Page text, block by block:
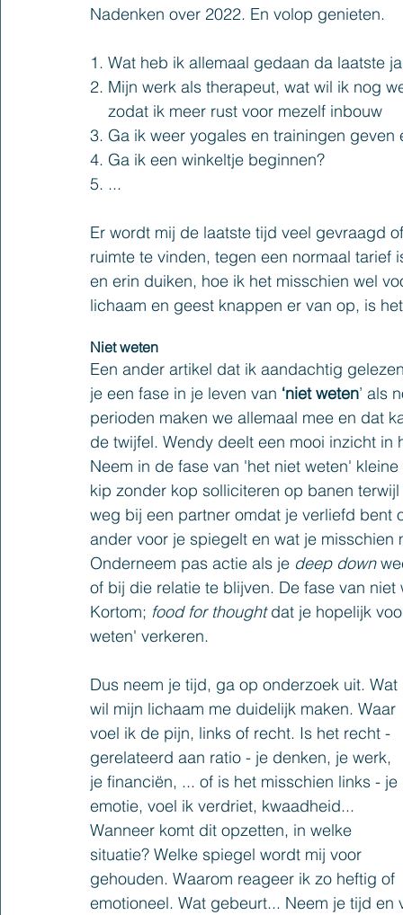
Nadenken over 2022. En volop genieten.
1. Wat heb ik allemaal gedaan da laatste
2. Mijn werk als therapeut, wat wil ik nog
    zodat ik meer rust voor mezelf inbouw
3. Ga ik weer yogales en trainingen geven
4. Ga ik een winkeltje beginnen?
5. ...
Er wordt mij de laatste tijd veel gevraagd
ruimte te vinden, tegen een normaal
en erin duiken, hoe ik het misschien wel
lichaam en geest knappen er van op, is
Niet weten
Een ander artikel dat ik aandachtig
je een fase in je leven van ‘niet weten’ als
perioden maken we allemaal mee en dat
de twijfel. Wendy deelt een mooi inzicht in
Neem in de fase van 'het niet weten'
kip zonder kop solliciteren op banen
weg bij een partner omdat je verliefd
ander voor je spiegelt en wat je
Onderneem pas actie als je deep down
of bij die relatie te blijven. De fase van
Kortom; food for thought dat je hopelijk
weten' verkeren.
Dus neem je tijd, ga op onderzoek uit. Wat
wil mijn lichaam me duidelijk maken. Waar
voel ik de pijn, links of recht. Is het recht -
gerelateerd aan ratio - je denken, je werk,
je financiën, ... of is het misschien links - je
emotie, voel ik verdriet, kwaadheid...
Wanneer komt dit opzetten, in welke
situatie? Welke spiegel wordt mij voor
gehouden. Waarom reageer ik zo heftig of
emotioneel. Wat gebeurt... Neem je tijd en